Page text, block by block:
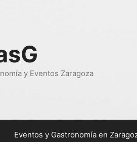
y Eventos Zaragoza
Eventos y Gastronomía en